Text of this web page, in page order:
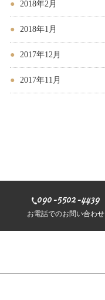
2018年2月
2018年1月
2017年12月
2017年11月
090-5502-4439
お電話でのお問い合わせ